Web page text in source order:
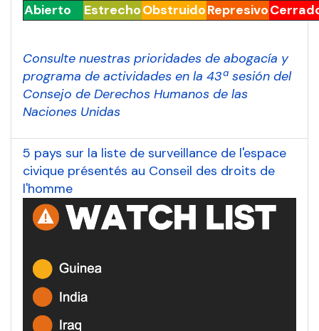
Abierto
EstrechoObstruidoRepresivo
Consulte nuestras prioridades de abogacía y
programa de actividades en la 43ª sesión del
Consejo de Derechos Humanos de las
Naciones Unidas
5 pays sur la liste de surveillance de l'espace
civique présentés au Conseil des droits de
l'homme